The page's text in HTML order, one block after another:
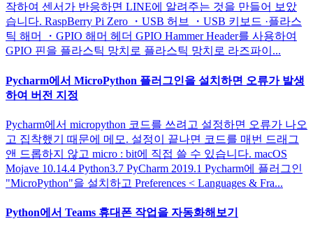
작하여 센서가 반응하면 LINE에 알려주는 것을 만들어 보았
습니다. RaspBerry Pi Zero ・USB 허브 ・USB 키보드 ·플라스
틱 해머 ・GPIO 해머 헤더 GPIO Hammer Header를 사용하여
GPIO 핀을 플라스틱 망치로 플라스틱 망치로 라즈파이...
Pycharm에서 MicroPython 플러그인을 설치하면 오류가 발생
하여 버전 지정
Pycharm에서 micropython 코드를 쓰려고 설정하면 오류가 나오
고 집착했기 때문에 메모. 설정이 끝나면 코드를 매번 드래그
앤 드롭하지 않고 micro : bit에 직접 쓸 수 있습니다. macOS
Mojave 10.14.4 Python3.7 PyCharm 2019.1 Pycharm에 플러그인
"MicroPython"을 설치하고 Preferences < Languages & Fra...
Python에서 Teams 휴대폰 작업을 자동화해보기